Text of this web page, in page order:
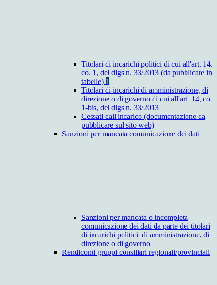
Titolari di incarichi politici di cui all'art. 14,
co. 1, del dlgs n. 33/2013 (da pubblicare in
tabelle) 1
Titolari di incarichi di amministrazione, di
direzione o di governo di cui all'art. 14, co.
1-bis, del dlgs n. 33/2013
Cessati dall'incarico (documentazione da
pubblicare sul sito web)
Sanzioni per mancata comunicazione dei dati
Sanzioni per mancata o incompleta
comunicazione dei dati da parte dei titolari
di incarichi politici, di amministrazione, di
direzione o di governo
Rendiconti gruppi consiliari regionali/provinciali